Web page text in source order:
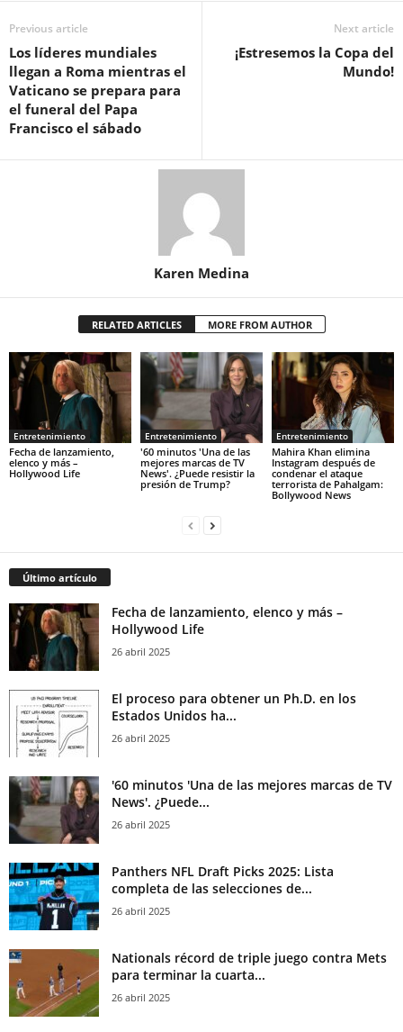
Previous article
Los líderes mundiales
llegan a Roma mientras el
Vaticano se prepara para
el funeral del Papa
Francisco el sábado
Next article
¡Estresemos la Copa del
Mundo!
Karen Medina
RELATED ARTICLES MORE FROM AUTHOR
Entretenimiento
Fecha de lanzamiento,
elenco y más –
Hollywood Life
Entretenimiento
'60 minutos 'Una de las
mejores marcas de TV
News'. ¿Puede resistir la
presión de Trump?
Entretenimiento
Mahira Khan elimina
Instagram después de
condenar el ataque
terrorista de Pahalgam:
Bollywood News
Último artículo
Fecha de lanzamiento, elenco y más –
Hollywood Life
26 abril 2025
El proceso para obtener un Ph.D. en los
Estados Unidos ha...
26 abril 2025
'60 minutos 'Una de las mejores marcas de TV
News'. ¿Puede...
26 abril 2025
Panthers NFL Draft Picks 2025: Lista
completa de las selecciones de...
26 abril 2025
Nationals récord de triple juego contra Mets
para terminar la cuarta...
26 abril 2025